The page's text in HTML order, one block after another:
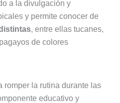
a la divulgación y
y permite conocer de
, entre ellas tucanes,
de colores
romper la rutina durante las
educativo y